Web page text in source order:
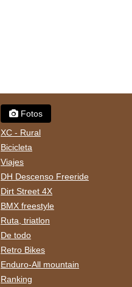
Fotos
XC - Rural
Bicicleta
Viajes
DH Descenso Freeride
Dirt Street 4X
BMX freestyle
Ruta, triatlon
De todo
Retro Bikes
Enduro-All mountain
Ranking